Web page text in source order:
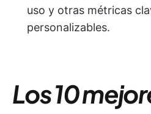
uso y otras métricas
personalizables.
Los 10